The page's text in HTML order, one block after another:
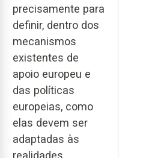
precisamente para
definir, dentro dos
mecanismos
existentes de
apoio europeu e
das políticas
europeias, como
elas devem ser
adaptadas às
realidades